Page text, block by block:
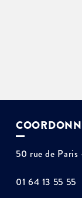
50 rue de Paris
01 64 13 55 55